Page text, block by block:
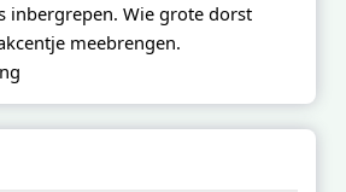
inbergrepen. Wie grote dorst
meebrengen.